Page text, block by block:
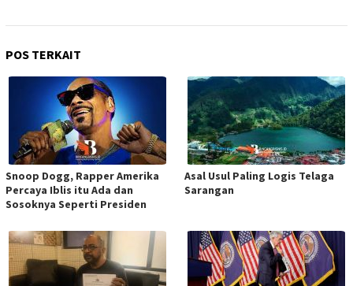
POS TERKAIT
Snoop Dogg, Rapper Amerika
Percaya Iblis itu Ada dan
Sosoknya Seperti Presiden
Asal Usul Paling Logis Telaga
Sarangan